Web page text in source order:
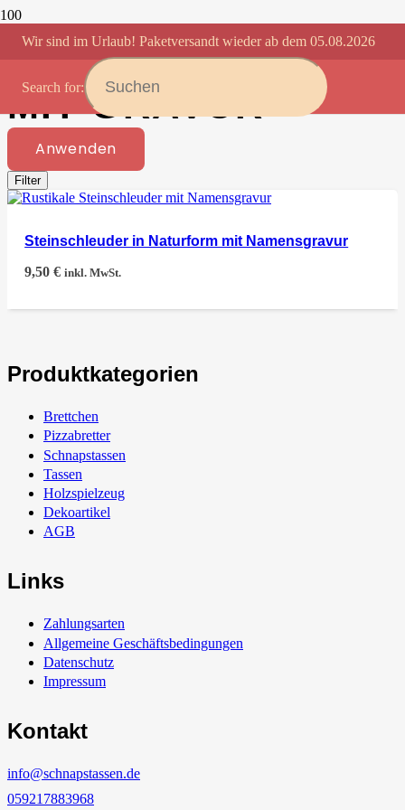
Wir sind im Urlaub! Paketversandt wieder ab dem 05.08.2026
Search for:
STEINSCHLEUDER
MIT GRAVUR
Anwenden
Filter
Steinschleuder in Naturform mit Namensgravur
9,50€ inkl. MwSt.
Produktkategorien
Brettchen
Pizzabretter
Schnapstassen
Tassen
Holzspielzeug
Dekoartikel
AGB
Links
Zahlungsarten
Allgemeine Geschäftsbedingungen
Datenschutz
Impressum
Kontakt
info@schnapstassen.de
059217883968